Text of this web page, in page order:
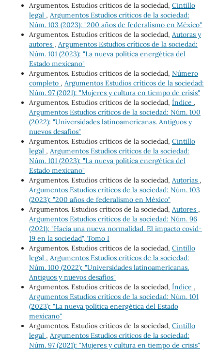
Argumentos. Estudios críticos de la sociedad, Cintillo
legal , Argumentos Estudios críticos de la sociedad:
Núm. 103 (2023): "200 años de federalismo en México"
Argumentos. Estudios críticos de la sociedad, Autoras y
autores , Argumentos Estudios críticos de la sociedad:
Núm. 101 (2023): "La nueva política energética del
Estado mexicano"
Argumentos. Estudios críticos de la sociedad, Número
completo , Argumentos Estudios críticos de la sociedad:
Núm. 97 (2021): "Mujeres y cultura en tiempo de crisis"
Argumentos. Estudios críticos de la sociedad, Índice ,
Argumentos Estudios críticos de la sociedad: Núm. 100
(2022): "Universidades latinoamericanas. Antiguos y
nuevos desafíos"
Argumentos. Estudios críticos de la sociedad, Cintillo
legal , Argumentos Estudios críticos de la sociedad:
Núm. 101 (2023): "La nueva política energética del
Estado mexicano"
Argumentos. Estudios críticos de la sociedad, Autorías ,
Argumentos Estudios críticos de la sociedad: Núm. 103
(2023): "200 años de federalismo en México"
Argumentos. Estudios críticos de la sociedad, Autores ,
Argumentos Estudios críticos de la sociedad: Núm. 96
(2021): "Hacia una nueva normalidad. El impacto covid-
19 en la sociedad", Tomo I
Argumentos. Estudios críticos de la sociedad, Cintillo
legal , Argumentos Estudios críticos de la sociedad:
Núm. 100 (2022): "Universidades latinoamericanas.
Antiguos y nuevos desafíos"
Argumentos. Estudios críticos de la sociedad, Índice ,
Argumentos Estudios críticos de la sociedad: Núm. 101
(2023): "La nueva política energética del Estado
mexicano"
Argumentos. Estudios críticos de la sociedad, Cintillo
legal , Argumentos Estudios críticos de la sociedad:
Núm. 97 (2021): "Mujeres y cultura en tiempo de crisis"